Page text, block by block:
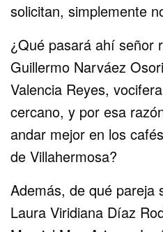
solicitan, simplemente
¿Qué pasará ahí señor
Guillermo Narváez
Valencia Reyes,
cercano, y por esa
andar mejor en los
de Villahermosa?
Además, de qué pareja
Laura Viridiana Díaz